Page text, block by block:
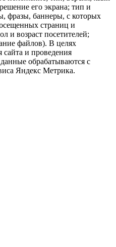
его экрана; тип и
фразы, баннеры, с которых
страниц и
и возраст посетителей;
файлов). В целях
и проведения
обрабатываются с
Яндекс Метрика.